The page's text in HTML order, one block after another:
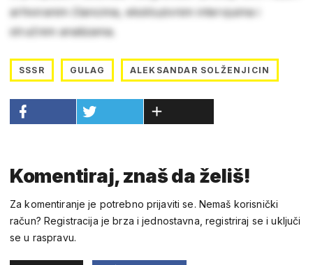
arhiviranim člancima, ekskluzivnim intervjuima i
stručnim analizama.
SSSR GULAG ALEKSANDAR SOLŽENJICIN
Komentiraj, znaš da želiš!
Za komentiranje je potrebno prijaviti se. Nemaš korisnički
račun? Registracija je brza i jednostavna, registriraj se i uključi
se u raspravu.